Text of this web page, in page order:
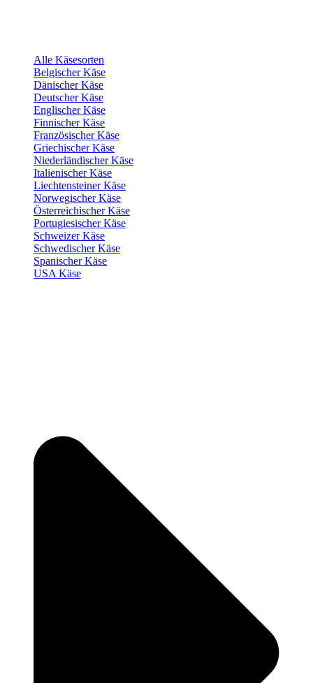
Alle Käsesorten
Belgischer Käse
Dänischer Käse
Deutscher Käse
Englischer Käse
Finnischer Käse
Französischer Käse
Griechischer Käse
Niederländischer Käse
Italienischer Käse
Liechtensteiner Käse
Norwegischer Käse
Österreichischer Käse
Portugiesischer Käse
Schweizer Käse
Schwedischer Käse
Spanischer Käse
USA Käse